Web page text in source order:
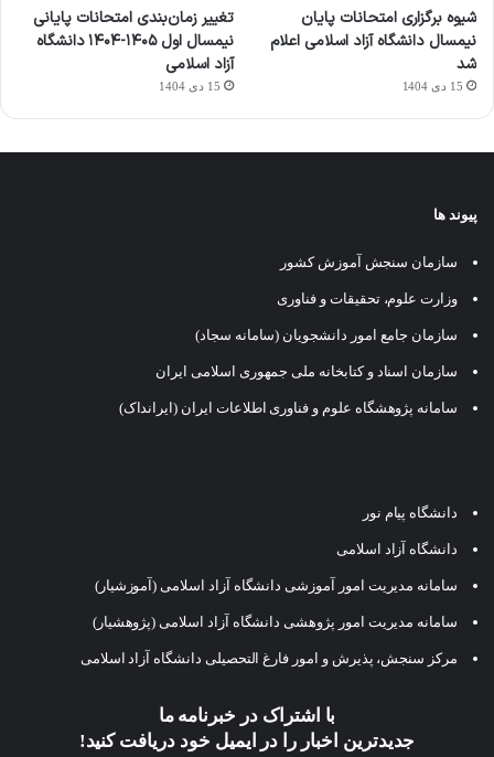
شیوه برگزاری امتحانات پایان
نیمسال دانشگاه آزاد اسلامی اعلام
شد
15 دی 1404
تغییر زمان‌بندی امتحانات پایانی
نیمسال اول ۱۴۰۵-۱۴۰۴ دانشگاه
آزاد اسلامی
15 دی 1404
پیوند ها
سازمان سنجش آموزش کشور
وزارت علوم، تحقیقات و فناوری
سازمان جامع امور دانشجویان (سامانه سجاد)
سازمان اسناد و کتابخانه ملی جمهوری اسلامی ایران
سامانه پژوهشگاه علوم و فناوری اطلاعات ایران (ایرانداک)
دانشگاه پیام نور
دانشگاه آزاد اسلامی
سامانه مدیریت امور آموزشی دانشگاه آزاد اسلامی (آموزشیار)
سامانه مدیریت امور پژوهشی دانشگاه آزاد اسلامی (پژوهشیار)
مرکز سنجش، پذیرش و امور فارغ التحصیلی دانشگاه آزاد اسلامی
با اشتراک در خبرنامه ما
جدیدترین اخبار را در ایمیل خود دریافت کنید!